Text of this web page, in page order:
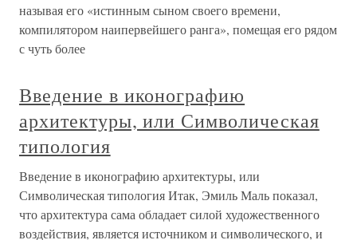
называя его «истинным сыном своего времени,
компилятором наипервейшего ранга», помещая его рядом
с чуть более
Введение в иконографию
архитектуры, или Символическая
типология
Введение в иконографию архитектуры, или
Символическая типология Итак, Эмиль Маль показал,
что архитектура сама обладает силой художественного
воздействия, является источником и символического, и